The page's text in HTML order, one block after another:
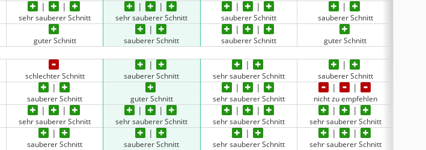
sehr sauberer Schnitt sehr sauberer Schnitt sauberer Schnitt sauberer Schnitt
guter Schnitt sauberer Schnitt sauberer Schnitt guter Schnitt
schlechter Schnitt sauberer Schnitt sehr sauberer Schnitt sauberer Schnitt
sauberer Schnitt guter Schnitt sehr sauberer Schnitt nicht zu empfehlen
sehr sauberer Schnitt sehr sauberer Schnitt sehr sauberer Schnitt sehr sauberer Schnitt
sauberer Schnitt sauberer Schnitt sehr sauberer Schnitt sehr sauberer Schnitt